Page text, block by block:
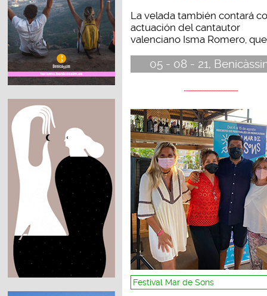
La velada también contará
actuación del cantautor
valenciano Isma Romero, que
05 - 08 - 21,
Festival Mar de Sons